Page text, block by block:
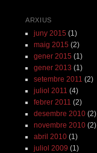
ARXIUS
juny 2015 (1)
maig 2015 (2)
gener 2015 (1)
gener 2013 (1)
setembre 2011 (2)
juliol 2011 (4)
febrer 2011 (2)
desembre 2010(2)
novembre 2010(2)
abril 2010(1)
juliol 2009 (1)